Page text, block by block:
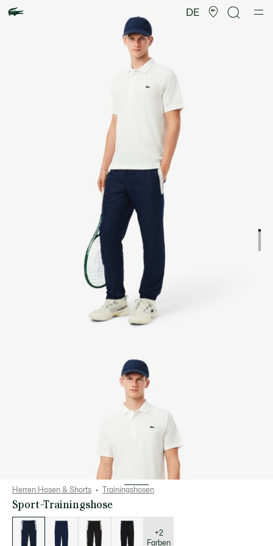
DE
Herren Hosen & Shorts Trainingshosen
Sport-Trainingshose
Liste
der
Varianten
+2
Farben